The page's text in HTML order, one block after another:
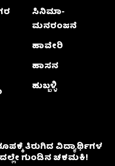
ಸಿನಿಮಾ-
ಮನರಂಜನೆ
ಹಾವೇರಿ
ಹಾಸನ
ಹುಬ್ಬಳ್ಳಿ
ತಿರುಗಿದ ವಿದ್ಯಾರ್ಥಿಗಳ
ಗುಂಡಿನ ಚಕಮಕಿ!